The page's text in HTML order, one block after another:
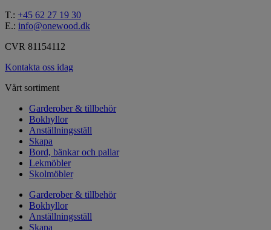
T.: +45 62 27 19 30
E.: info@onewood.dk
CVR 81154112
Kontakta oss idag
Vårt sortiment
Garderober & tillbehör
Bokhyllor
Anställningsställ
Skapa
Bord, bänkar och pallar
Lekmöbler
Skolmöbler
Garderober & tillbehör
Bokhyllor
Anställningsställ
Skapa